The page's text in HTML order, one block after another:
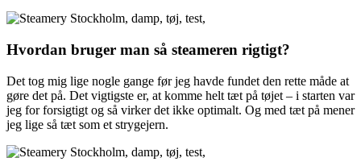
Hvordan bruger man så steameren rigtigt?
Det tog mig lige nogle gange før jeg havde fundet den rette måde at
gøre det på. Det vigtigste er, at komme helt tæt på tøjet – i starten var
jeg for forsigtigt og så virker det ikke optimalt. Og med tæt på mener
jeg lige så tæt som et strygejern.